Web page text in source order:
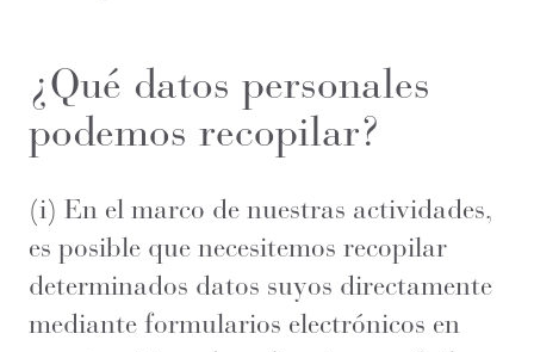
¿Qué datos personales
podemos recopilar?
(i) En el marco de nuestras actividades,
es posible que necesitemos recopilar
determinados datos suyos directamente
mediante formularios electrónicos en